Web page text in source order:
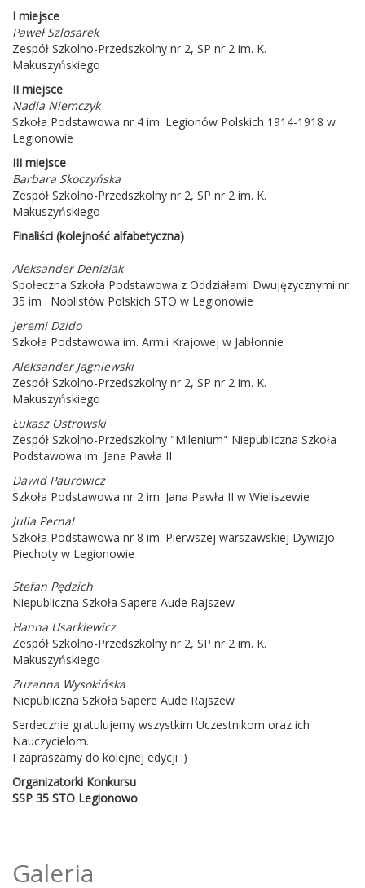
I miejsce
Paweł Szlosarek
Zespół Szkolno-Przedszkolny nr 2, SP nr 2 im. K.
Makuszyńskiego
II miejsce
Nadia Niemczyk
Szkoła Podstawowa nr 4 im. Legionów Polskich 1914-1918 w
Legionowie
III miejsce
Barbara Skoczyńska
Zespół Szkolno-Przedszkolny nr 2, SP nr 2 im. K.
Makuszyńskiego
Finaliści (kolejność alfabetyczna)
Aleksander Deniziak
Społeczna Szkoła Podstawowa z Oddziałami Dwujęzycznymi nr
35 im . Noblistów Polskich STO w Legionowie
Jeremi Dzido
Szkoła Podstawowa im. Armii Krajowej w Jabłonnie
Aleksander Jagniewski
Zespół Szkolno-Przedszkolny nr 2, SP nr 2 im. K.
Makuszyńskiego
Łukasz Ostrowski
Zespół Szkolno-Przedszkolny "Milenium" Niepubliczna Szkoła
Podstawowa im. Jana Pawła II
Dawid Paurowicz
Szkoła Podstawowa nr 2 im. Jana Pawła II w Wieliszewie
Julia Pernal
Szkoła Podstawowa nr 8 im. Pierwszej warszawskiej Dywizjo
Piechoty w Legionowie
Stefan Pędzich
Niepubliczna Szkoła Sapere Aude Rajszew
Hanna Usarkiewicz
Zespół Szkolno-Przedszkolny nr 2, SP nr 2 im. K.
Makuszyńskiego
Zuzanna Wysokińska
Niepubliczna Szkoła Sapere Aude Rajszew
Serdecznie gratulujemy wszystkim Uczestnikom oraz ich
Nauczycielom.
I zapraszamy do kolejnej edycji :)
Organizatorki Konkursu
SSP 35 STO Legionowo
Galeria